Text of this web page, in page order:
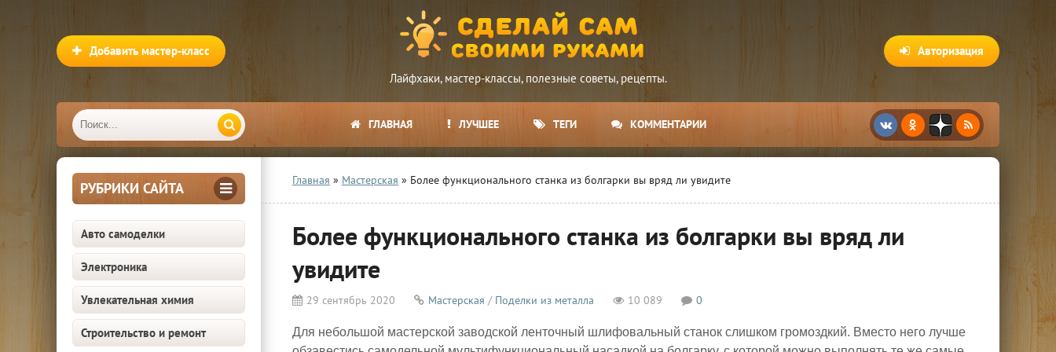
Лайфхаки, мастер-классы, полезные советы, рецепты.
Авторизация
Добавить мастер-класс
ГЛАВНАЯ ЛУЧШЕЕ ТЕГИ КОММЕНТАРИИ
РУБРИКИ САЙТА
Авто самоделки
Электроника
Увлекательная химия
Строительство и ремонт
Главная » Мастерская » Более функционального станка из болгарки вы вряд ли увидите
Более функционального станка из болгарки вы вряд ли
увидите
29 сентябрь 2020 Мастерская / Поделки из металла 10 089 0
Для небольшой мастерской заводской ленточный шлифовальный станок слишком громоздкий. Вместо него лучше